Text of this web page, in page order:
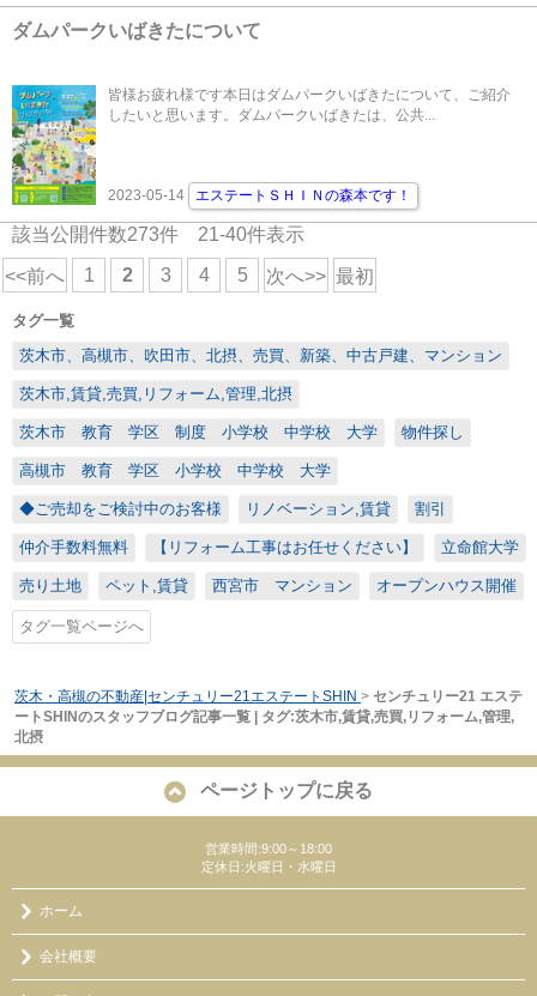
ダムパークいばきたについて
皆様お疲れ様です本日はダムパークいばきたについて、ご紹介
したいと思います。ダムパークいばきたは、公共...
2023-05-14 エステートＳＨＩＮの森本です！
該当公開件数273件 21-40件表示
<<前へ 1 2 3 4 5 次へ>> 最初
タグ一覧
茨木市、高槻市、吹田市、北摂、売買、新築、中古戸建、マンション
茨木市,賃貸,売買,リフォーム,管理,北摂
茨木市 教育 学区 制度 小学校 中学校 大学 物件探し
高槻市 教育 学区 小学校 中学校 大学
◆ご売却をご検討中のお客様 リノベーション,賃貸 割引
仲介手数料無料 【リフォーム工事はお任せください】 立命館大学
売り土地 ペット,賃貸 西宮市 マンション オープンハウス開催
タグ一覧ページへ
茨木・高槻の不動産|センチュリー21エステートSHIN > センチュリー21 エステ
ートSHINのスタッフブログ記事一覧 | タグ:茨木市,賃貸,売買,リフォーム,管理,
北摂
ページトップに戻る
営業時間:9:00～18:00
定休日:火曜日・水曜日
ホーム
会社概要